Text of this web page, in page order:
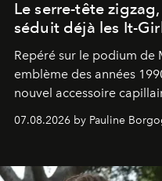
Le serre-tête
séduit déjà les It-
Repéré sur le podium de
emblème des années
nouvel accessoire
07.08.2026 by Pauline